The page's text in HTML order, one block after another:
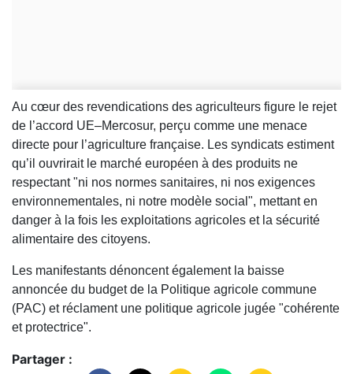
Au cœur des revendications des agriculteurs figure le rejet
de l’accord UE–Mercosur, perçu comme une menace
directe pour l’agriculture française. Les syndicats estiment
qu’il ouvrirait le marché européen à des produits ne
respectant "ni nos normes sanitaires, ni nos exigences
environnementales, ni notre modèle social", mettant en
danger à la fois les exploitations agricoles et la sécurité
alimentaire des citoyens.
Les manifestants dénoncent également la baisse
annoncée du budget de la Politique agricole commune
(PAC) et réclament une politique agricole jugée "cohérente
et protectrice".
Partager :